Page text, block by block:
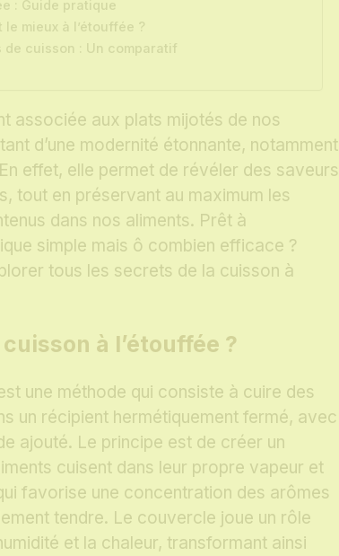
: Guide pratique
mieux à l’étouffée ?
cuisson : Un comparatif
associée aux plats mijotés de nos
d’une modernité étonnante, notamment
effet, elle permet de révéler des saveurs
tout en préservant au maximum les
dans nos aliments. Prêt à
simple mais ô combien efficace ?
tous les secrets de la cuisson à
à l’étouffée ?
une méthode qui consiste à cuire des
un récipient hermétiquement fermé, avec
ajouté. Le principe est de créer un
cuisent dans leur propre vapeur et
favorise une concentration des arômes
tendre. Le couvercle joue un rôle
et la chaleur, transformant ainsi